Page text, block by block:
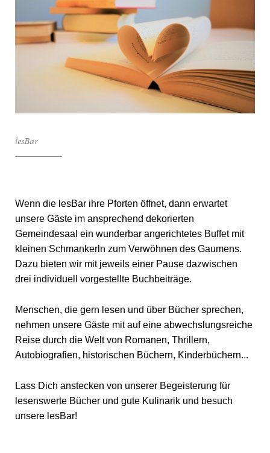
lesBar
Wenn die lesBar ihre Pforten öffnet, dann erwartet
unsere Gäste im ansprechend dekorierten
Gemeindesaal ein wunderbar angerichtetes Buffet mit
kleinen Schmankerln zum Verwöhnen des Gaumens.
Dazu bieten wir mit jeweils einer Pause dazwischen
drei individuell vorgestellte Buchbeiträge.
Menschen, die gern lesen und über Bücher sprechen,
nehmen unsere Gäste mit auf eine abwechslungsreiche
Reise durch die Welt von Romanen, Thrillern,
Autobiografien, historischen Büchern, Kinderbüchern...
Lass Dich anstecken von unserer Begeisterung für
lesenswerte Bücher und gute Kulinarik und besuch
unsere lesBar!